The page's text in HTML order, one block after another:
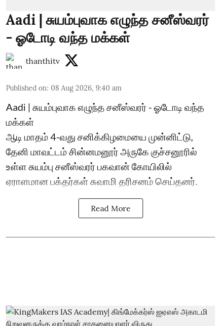
Aadi | சுயம்புவாக எழுந்த சனீஸ்வரர்
- ஓடோடி வந்த மக்கள்
thanthitv
Published on: 08 Aug 2026, 9:40 am
Aadi | சுயம்புவாக எழுந்த சனீஸ்வரர் - ஓடோடி வந்த
மக்கள்
ஆடி மாதம் 4-வது சனிக்கிழமையை முன்னிட்டு,
தேனி மாவட்டம் சின்னமனூர் அருகே குச்சனூரில்
உள்ள சுயம்பு சனீஸ்வரர் பகவான் கோயிலில்
ஏராளமான பக்தர்கள் சுவாமி தரிசனம் செய்தனர்.
Read More